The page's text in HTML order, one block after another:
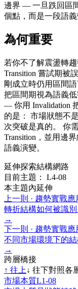
邊界 — 一旦跌回區
個點，而是一段語義
為何重要
若你不了解震盪轉
Transition 嘗試期
剛成立時仍用區間
把區間期視為語義
— 你用 Invalidation
的是： 市場狀態不
次突破是真的。 你
Transition，並用邊
語義演變。
延伸探索結構網路
目前主題： L4-08
本主題內延伸
上一則 · 趨勢實戰應
轉折結構如何被識別
→
下一則 · 趨勢實戰應
不同市場環境下的
→
跨層橋接
↑ 往上 ↓ 往下對照各
市場本質L1-08